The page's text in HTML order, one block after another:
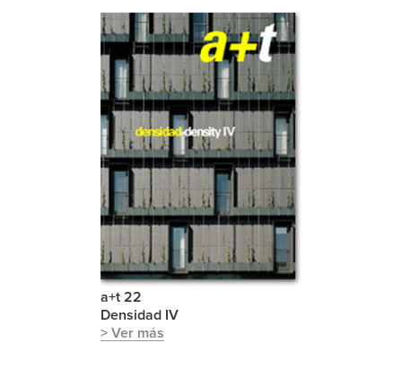
a+t 22
Densidad IV
> Ver más